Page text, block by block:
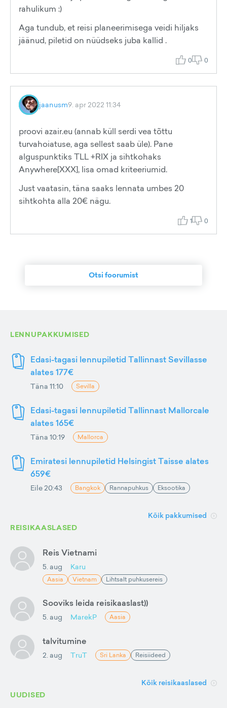
rahulikum :)
Aga tundub, et reisi planeerimisega veidi hiljaks
jäänud, piletid on nüüdseks juba kallid .
0 0
jaanusm9. apr 2022 11:34
proovi azair.eu (annab küll serdi vea tõttu
turvahoiatuse, aga sellest saab üle). Pane
alguspunktiks TLL +RIX ja sihtkohaks
Anywhere[XXX], lisa omad kriteeriumid.
Just vaatasin, täna saaks lennata umbes 20
sihtkohta alla 20€ nägu.
1 0
Otsi foorumist
LENNUPAKKUMISED
Edasi-tagasi lennupiletid Tallinnast Sevillasse
alates 177€
Täna 11:10 Sevilla
Edasi-tagasi lennupiletid Tallinnast Mallorcale
alates 165€
Täna 10:19 Mallorca
Emiratesi lennupiletid Helsingist Taisse alates
659€
Eile 20:43 Bangkok Rannapuhkus Eksootika
Kõik pakkumised
REISIKAASLASED
Reis Vietnami
5. aug Karu
Aasia Vietnam Lihtsalt puhkusereis
Sooviks leida reisikaaslast))
5. aug MarekP Aasia
talvitumine
2. aug TruT Sri Lanka Reisiideed
Kõik reisikaaslased
UUDISED